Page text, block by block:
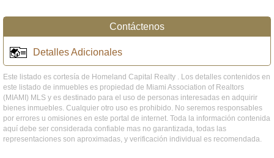
Contáctenos
Detalles Adicionales
Este listado es cortesía de Homeland Capital Realty . Los detalles contenidos en
este listado de inmuebles es propiedad de Miami Association of Realtors
(MIAMI) MLS y es destinado para el uso de personas interesadas en adquirir
bienes inmuebles. Cualquier otro uso es prohibido. No seremos responsables
por errores u omisiones en este portal de internet. Toda la información contenida
aquí debe ser considerada confiable mas no garantizada, todas las
representaciones son aproximadas, y verificación individual es recomendada.